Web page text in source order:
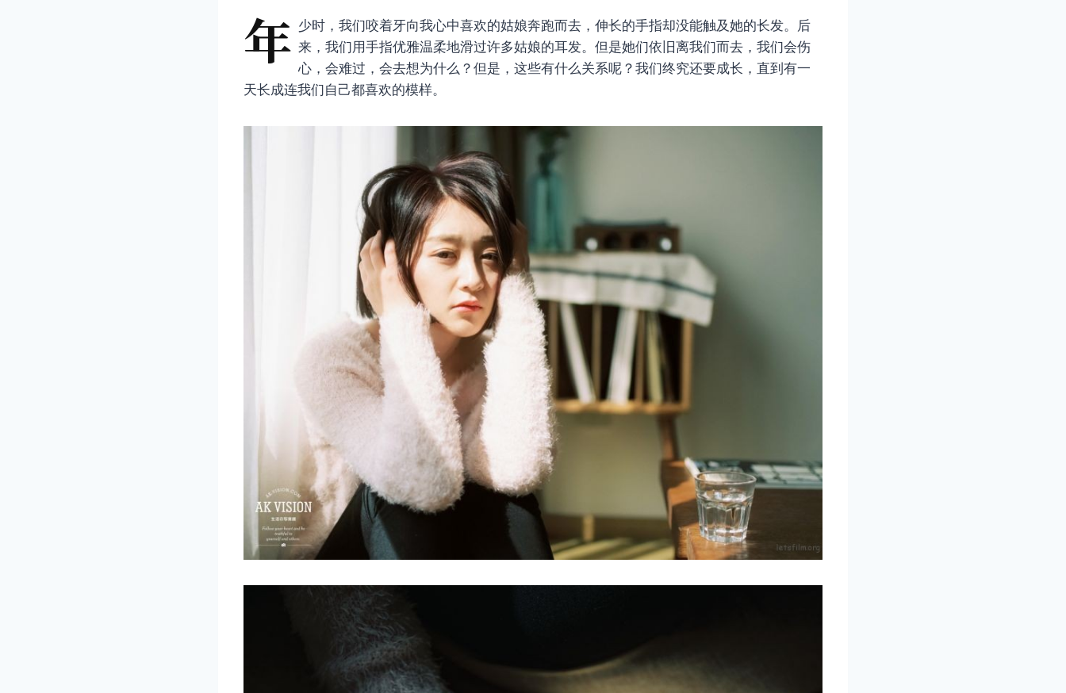
年 少时，我们咬着牙向我心中喜欢的姑娘奔跑而去，伸长的手指却没能触及她的长发。后
来，我们用手指优雅温柔地滑过许多姑娘的耳发。但是她们依旧离我们而去，我们会伤
心，会难过，会去想为什么？但是，这些有什么关系呢？我们终究还要成长，直到有一
天长成连我们自己都喜欢的模样。